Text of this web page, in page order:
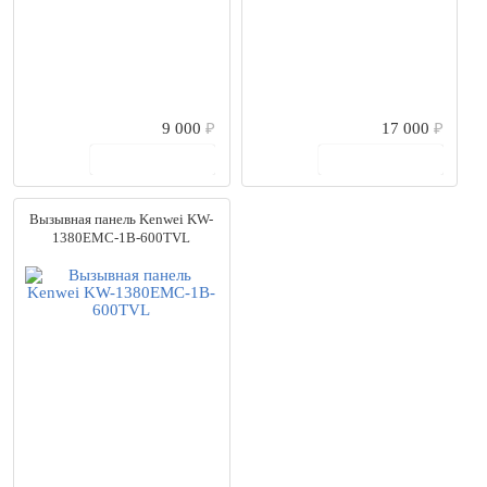
9 000₽
17 000 ₽
Вызывная панель Kenwei KW-
1380EMC-1B-600TVL